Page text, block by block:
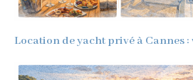
Location de yacht privé à Cannes